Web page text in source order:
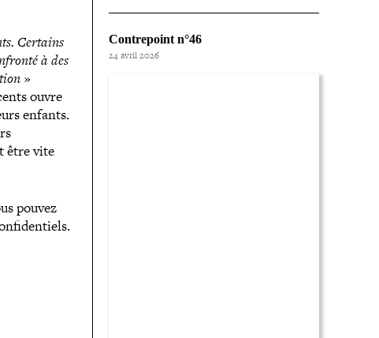
Certains
à des
»
ouvre
enfants.
être vite
pouvez
Contrepoint n°46
24 avril 2026